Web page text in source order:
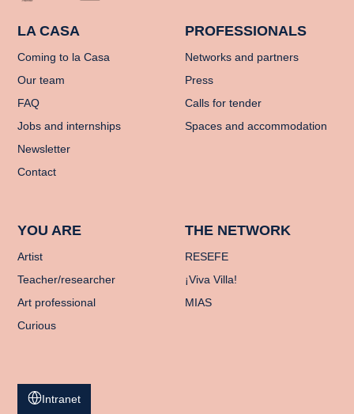
LA CASA
Coming to la Casa
Our team
FAQ
Jobs and internships
Newsletter
Contact
PROFESSIONALS
Networks and partners
Press
Calls for tender
Spaces and accommodation
YOU ARE
Artist
Teacher/researcher
Art professional
Curious
THE NETWORK
RESEFE
¡Viva Villa!
MIAS
Intranet